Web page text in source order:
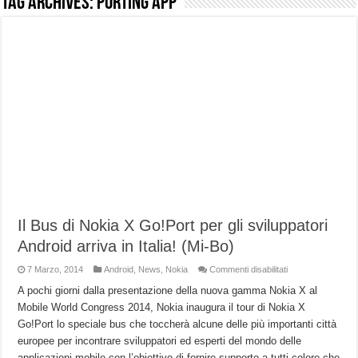
Il Bus di Nokia X Go!Port per gli sviluppatori
Android arriva in Italia! (Mi-Bo)
7 Marzo, 2014 Android News Nokia Commenti disabilitatisu
Bus
di
Nokia
Go!Port
per
gli
sviluppatori
A pochi giorni dalla presentazione della nuova gamma Nokia X al
Mobile World Congress 2014, Nokia inaugura il tour di Nokia X
Go!Port lo speciale bus che toccherà alcune delle più importanti città
europee per incontrare sviluppatori ed esperti del mondo delle